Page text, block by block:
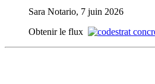
Sara Notario, 7 juin 2026
Obtenir le flux